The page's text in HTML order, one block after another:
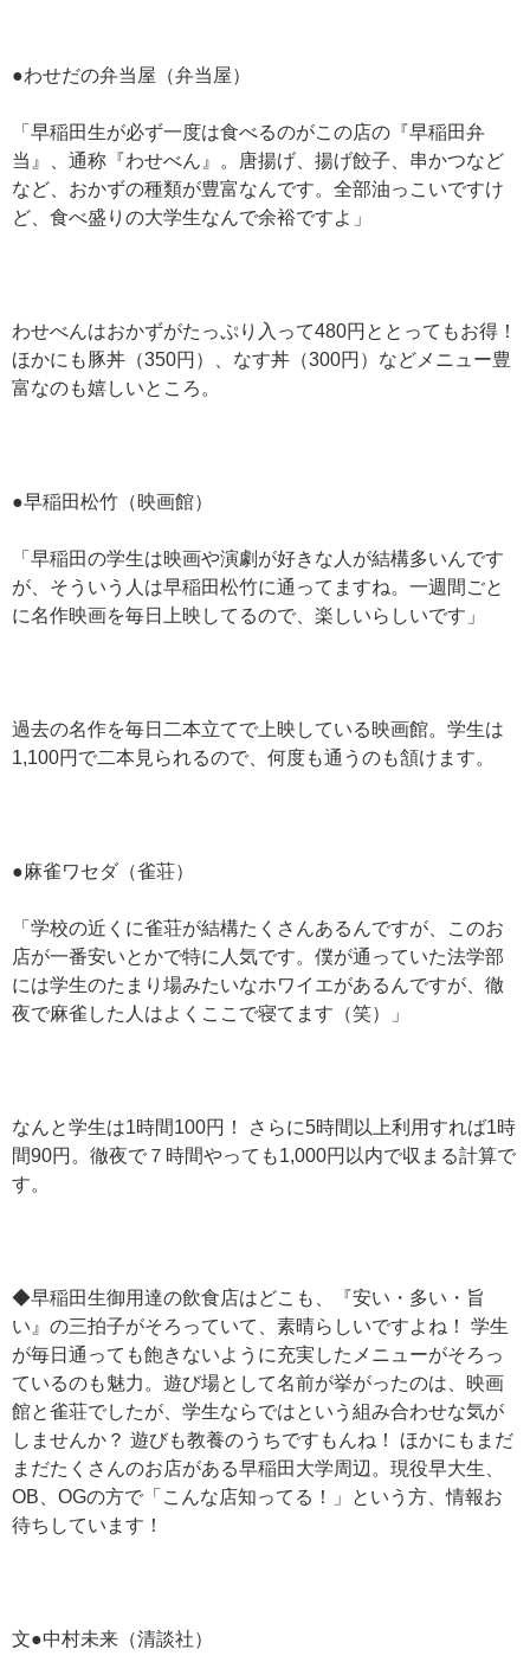
●わせだの弁当屋（弁当屋）
「早稲田生が必ず一度は食べるのがこの店の『早稲田弁
当』、通称『わせべん』。唐揚げ、揚げ餃子、串かつなど
など、おかずの種類が豊富なんです。全部油っこいですけ
ど、食べ盛りの大学生なんで余裕ですよ」
わせべんはおかずがたっぷり入って480円ととってもお得！
ほかにも豚丼（350円）、なす丼（300円）などメニュー豊
富なのも嬉しいところ。
●早稲田松竹（映画館）
「早稲田の学生は映画や演劇が好きな人が結構多いんです
が、そういう人は早稲田松竹に通ってますね。一週間ごと
に名作映画を毎日上映してるので、楽しいらしいです」
過去の名作を毎日二本立てで上映している映画館。学生は
1,100円で二本見られるので、何度も通うのも頷けます。
●麻雀ワセダ（雀荘）
「学校の近くに雀荘が結構たくさんあるんですが、このお
店が一番安いとかで特に人気です。僕が通っていた法学部
には学生のたまり場みたいなホワイエがあるんですが、徹
夜で麻雀した人はよくここで寝てます（笑）」
なんと学生は1時間100円！ さらに5時間以上利用すれば1時
間90円。徹夜で７時間やっても1,000円以内で収まる計算で
す。
◆早稲田生御用達の飲食店はどこも、『安い・多い・旨
い』の三拍子がそろっていて、素晴らしいですよね！ 学生
が毎日通っても飽きないように充実したメニューがそろっ
ているのも魅力。遊び場として名前が挙がったのは、映画
館と雀荘でしたが、学生ならではという組み合わせな気が
しませんか？ 遊びも教養のうちですもんね！ ほかにもまだ
まだたくさんのお店がある早稲田大学周辺。現役早大生、
OB、OGの方で「こんな店知ってる！」という方、情報お
待ちしています！
文●中村未来（清談社）